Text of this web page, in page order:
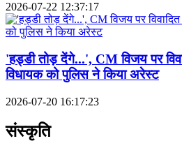
2026-07-22 12:37:17
'हड्डी तोड़ देंगे...', CM विजय पर
विधायक को पुलिस ने किया अरेस्ट
2026-07-20 16:17:23
संस्कृति